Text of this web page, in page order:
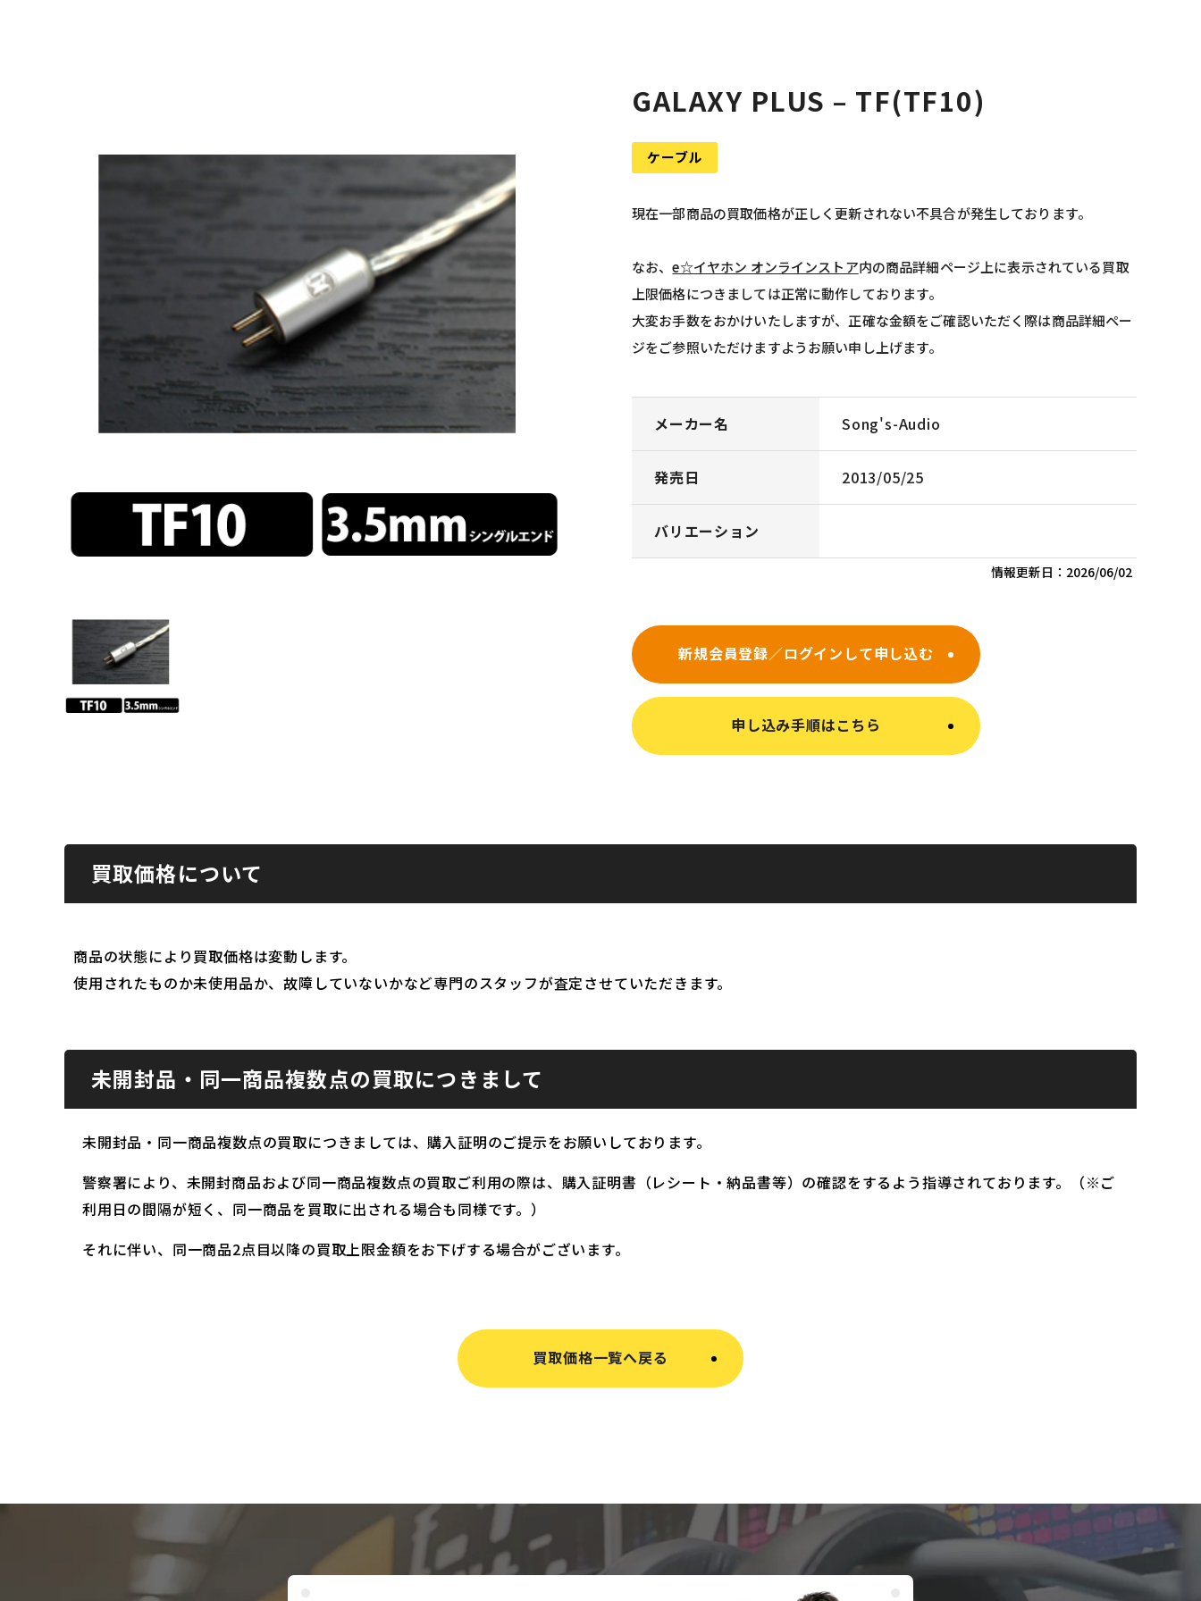
GALAXY PLUS – TF(TF10)
ケーブル
現在一部商品の買取価格が正しく更新されない不具合が発生しております。
なお、e☆イヤホン オンラインストア内の商品詳細ページ上に表示されている買取
上限価格につきましては正常に動作しております。
大変お手数をおかけいたしますが、正確な金額をご確認いただく際は商品詳細ペー
ジをご参照いただけますようお願い申し上げます。
メーカー名 Song's-Audio
発売日 2013/05/25
バリエーション
情報更新日： 2026/06/02
新規会員登録／ログインして申し込む
申し込み手順はこちら
買取価格について
商品の状態により買取価格は変動します。
使用されたものか未使用品か、故障していないかなど専門のスタッフが査定させていただきます。
未開封品・同一商品複数点の買取につきまして
未開封品・同一商品複数点の買取につきましては、購入証明のご提示をお願いしております。
警察署により、未開封商品および同一商品複数点の買取ご利用の際は、購入証明書（レシート・納品書等）の確認をするよう指導されております。（※ご
利用日の間隔が短く、同一商品を買取に出される場合も同様です。）
それに伴い、同一商品2点目以降の買取上限金額をお下げする場合がございます。
買取価格一覧へ戻る